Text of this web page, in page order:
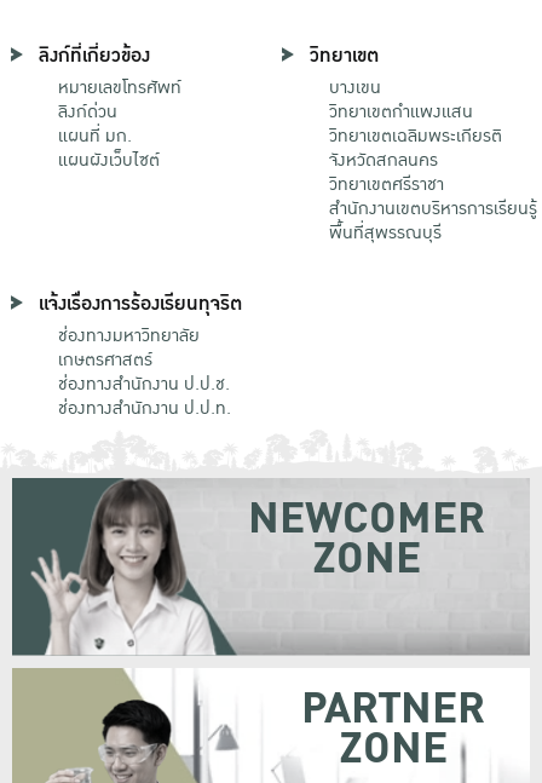
ลิงก์ที่เกี่ยวข้อง
หมายเลขโทรศัพท์
ลิงก์ด่วน
แผนที่ มก.
แผนผังเว็บไซต์
วิทยาเขต
บางเขน
วิทยาเขตกําแพงแสน
วิทยาเขตเฉลิมพระเกียรติ
จังหวัดสกลนคร
วิทยาเขตศรีราชา
สำนักงานเขตบริหารการเรียนรู้
พื้นที่สุพรรณบุรี
แจ้งเรื่องการร้องเรียนทุจริต
ช่องทางมหาวิทยาลัย
เกษตรศาสตร์
ช่องทางสำนักงาน ป.ป.ช.
ช่องทางสำนักงาน ป.ป.ท.
NEWCOMER
ZONE
PARTNER
ZONE